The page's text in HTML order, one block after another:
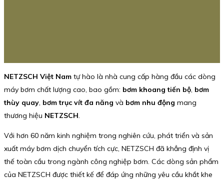
NETZSCH Việt Nam tự hào là nhà cung cấp hàng đầu các dòng
máy bơm chất lượng cao, bao gồm: bơm khoang tiến bộ, bơm
thùy quay, bơm trục vít đa năng và bơm nhu động mang
thương hiệu NETZSCH.
Với hơn 60 năm kinh nghiệm trong nghiên cứu, phát triển và sản
xuất máy bơm dịch chuyển tích cực, NETZSCH đã khẳng định vị
thế toàn cầu trong ngành công nghiệp bơm. Các dòng sản phẩm
của NETZSCH được thiết kế để đáp ứng những yêu cầu khắt khe